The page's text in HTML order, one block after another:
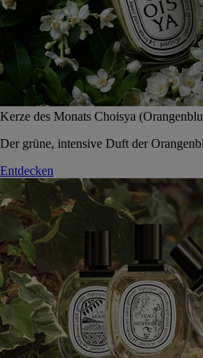
Kerze des Monats Choisya
Der grüne, intensive Duft der
Entdecken